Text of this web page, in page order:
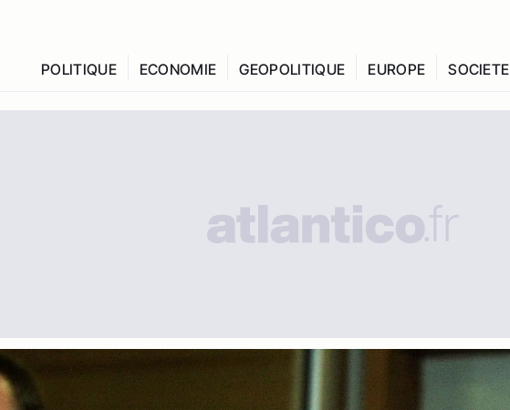
POLITIQUE ECONOMIE GEOPOLITIQUE EUROPE SOCIETE